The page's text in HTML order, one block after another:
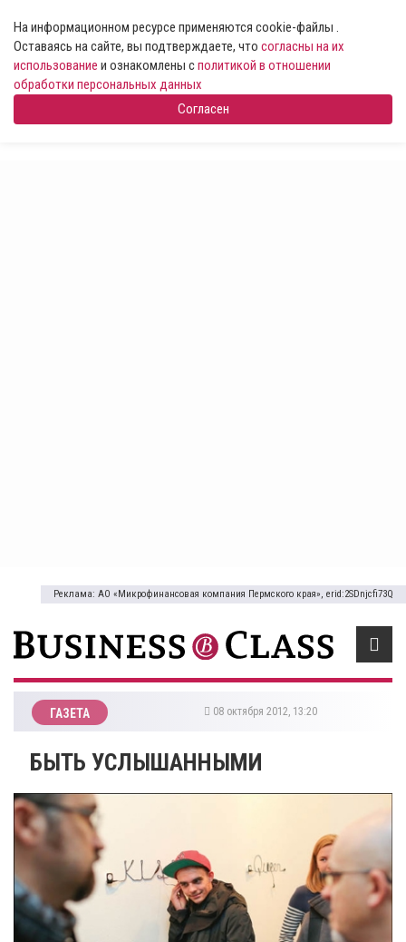
На информационном ресурсе применяются cookie-файлы .
Оставаясь на сайте, вы подтверждаете, что согласны на их
использование и ознакомлены сполитикой в отношении
обработки персональных данных
Согласен
Реклама: АО «Микрофинансовая компания Пермского края», erid:2SDnjcfi73Q
ГАЗЕТА 08 октября 2012, 13:20
БЫТЬ УСЛЫШАННЫМИ